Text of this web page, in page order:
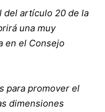
del artículo 20 de la
una muy
en el Consejo
para promover el
dimensiones